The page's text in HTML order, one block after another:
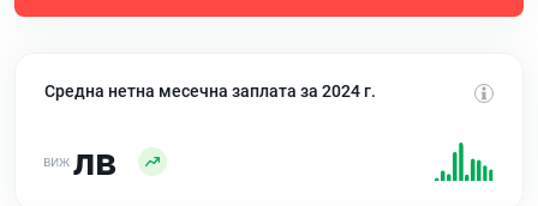
Средна нетна месечна заплата за 2024 г.
лв